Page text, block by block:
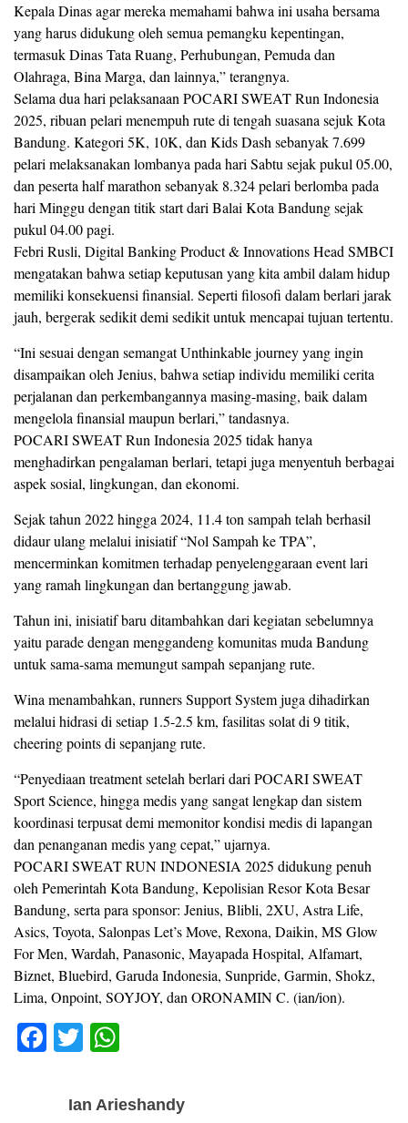
Kepala Dinas agar mereka memahami bahwa ini usaha bersama
yang harus didukung oleh semua pemangku kepentingan,
termasuk Dinas Tata Ruang, Perhubungan, Pemuda dan
Olahraga, Bina Marga, dan lainnya,” terangnya.
Selama dua hari pelaksanaan POCARI SWEAT Run Indonesia
2025, ribuan pelari menempuh rute di tengah suasana sejuk Kota
Bandung. Kategori 5K, 10K, dan Kids Dash sebanyak 7.699
pelari melaksanakan lombanya pada hari Sabtu sejak pukul 05.00,
dan peserta half marathon sebanyak 8.324 pelari berlomba pada
hari Minggu dengan titik start dari Balai Kota Bandung sejak
pukul 04.00 pagi.
Febri Rusli, Digital Banking Product & Innovations Head SMBCI
mengatakan bahwa setiap keputusan yang kita ambil dalam hidup
memiliki konsekuensi finansial. Seperti filosofi dalam berlari jarak
jauh, bergerak sedikit demi sedikit untuk mencapai tujuan tertentu.
“Ini sesuai dengan semangat Unthinkable journey yang ingin
disampaikan oleh Jenius, bahwa setiap individu memiliki cerita
perjalanan dan perkembangannya masing-masing, baik dalam
mengelola finansial maupun berlari,” tandasnya.
POCARI SWEAT Run Indonesia 2025 tidak hanya
menghadirkan pengalaman berlari, tetapi juga menyentuh berbagai
aspek sosial, lingkungan, dan ekonomi.
Sejak tahun 2022 hingga 2024, 11.4 ton sampah telah berhasil
didaur ulang melalui inisiatif “Nol Sampah ke TPA”,
mencerminkan komitmen terhadap penyelenggaraan event lari
yang ramah lingkungan dan bertanggung jawab.
Tahun ini, inisiatif baru ditambahkan dari kegiatan sebelumnya
yaitu parade dengan menggandeng komunitas muda Bandung
untuk sama-sama memungut sampah sepanjang rute.
Wina menambahkan, runners Support System juga dihadirkan
melalui hidrasi di setiap 1.5-2.5 km, fasilitas solat di 9 titik,
cheering points di sepanjang rute.
“Penyediaan treatment setelah berlari dari POCARI SWEAT
Sport Science, hingga medis yang sangat lengkap dan sistem
koordinasi terpusat demi memonitor kondisi medis di lapangan
dan penanganan medis yang cepat,” ujarnya.
POCARI SWEAT RUN INDONESIA 2025 didukung penuh
oleh Pemerintah Kota Bandung, Kepolisian Resor Kota Besar
Bandung, serta para sponsor: Jenius, Blibli, 2XU, Astra Life,
Asics, Toyota, Salonpas Let’s Move, Rexona, Daikin, MS Glow
For Men, Wardah, Panasonic, Mayapada Hospital, Alfamart,
Biznet, Bluebird, Garuda Indonesia, Sunpride, Garmin, Shokz,
Lima, Onpoint, SOYJOY, dan ORONAMIN C. (ian/ion).
F
T
tt
at
Ian Arieshandy